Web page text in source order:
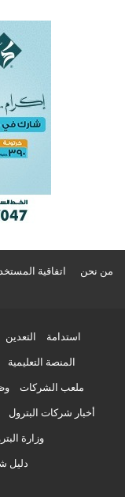
من نحن اتفاقية
استدامة التعدين
المنصة التعليمية
ملعب الشركات
أخبار شركات البترول
وزارة
دليل